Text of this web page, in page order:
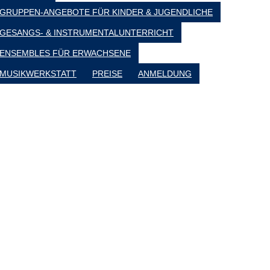
GRUPPEN-ANGEBOTE FÜR KINDER & JUGENDLICHE
GESANGS- & INSTRUMENTALUNTERRICHT
ENSEMBLES FÜR ERWACHSENE
MUSIKWERKSTATT PREISE ANMELDUNG